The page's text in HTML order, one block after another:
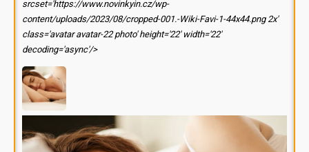
srcset='https://www.novinkyin.cz/wp-
content/uploads/2023/08/cropped-001.-Wiki-Favi-1-44x44.png 2x'
class='avatar avatar-22 photo' height='22' width='22'
decoding='async'/>